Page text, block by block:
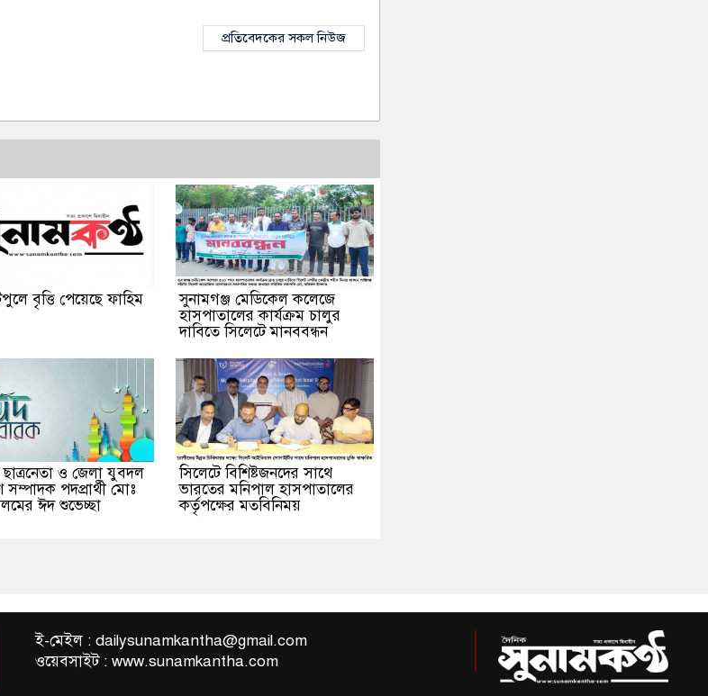
প্রতিবেদকের সকল নিউজ
বৃত্তি পেয়েছে ফাহিম
সুনামগঞ্জ মেডিকেল কলেজে
হাসপাতালের কার্যক্রম চালুর
দাবিতে সিলেটে মানববন্ধন
ও জেলা যুবদল
সম্পাদক পদপ্রার্থী মোঃ
ঈদ শুভেচ্ছা
সিলেটে বিশিষ্টজনদের সাথে
ভারতের মনিপাল হাসপাতালের
কর্তৃপক্ষের মতবিনিময়
ই-মেইল :dailysunamkantha@gmail.com
ওয়েবসাইট : www.sunamkantha.com